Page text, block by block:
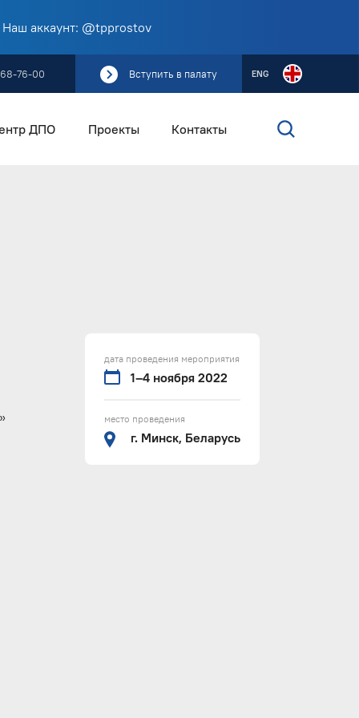
аккаунт: @tpprostov
76-00 Вступить в палату ENG
ДПО Проекты Контакты
дата проведения мероприятия
1–4 ноября 2022
место проведения
г. Минск, Беларусь